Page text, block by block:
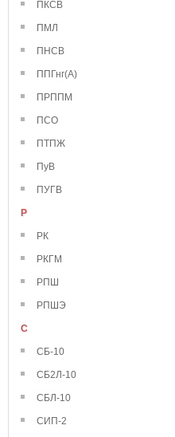
ПКСВ
ПМЛ
ПНСВ
ППГнг(А)
ПРППМ
ПСО
ПТПЖ
ПуВ
ПУГВ
Р
РК
РКГМ
РПШ
РПШЭ
С
СБ-10
СБ2Л-10
СБЛ-10
СИП-2